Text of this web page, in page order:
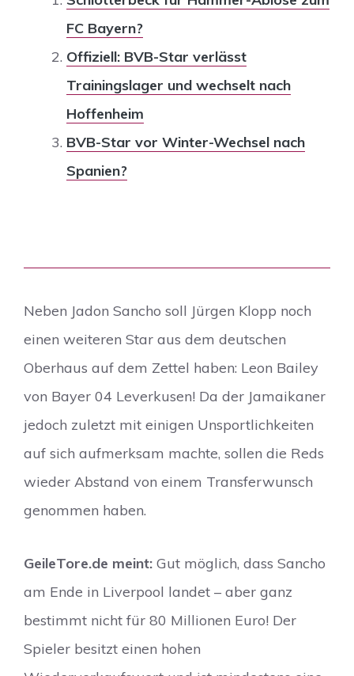
FC Bayern?
Offiziell: BVB-Star verlässt
Trainingslager und wechselt nach
Hoffenheim
BVB-Star vor Winter-Wechsel nach
Spanien?
Neben Jadon Sancho soll Jürgen Klopp noch
einen weiteren Star aus dem deutschen
Oberhaus auf dem Zettel haben: Leon Bailey
von Bayer 04 Leverkusen! Da der Jamaikaner
jedoch zuletzt mit einigen Unsportlichkeiten
auf sich aufmerksam machte, sollen die Reds
wieder Abstand von einem Transferwunsch
genommen haben.
GeileTore.de meint: Gut möglich, dass Sancho
am Ende in Liverpool landet – aber ganz
bestimmt nicht für 80 Millionen Euro! Der
Spieler besitzt einen hohen